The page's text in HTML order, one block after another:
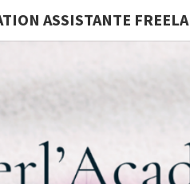
ASSISTANTE